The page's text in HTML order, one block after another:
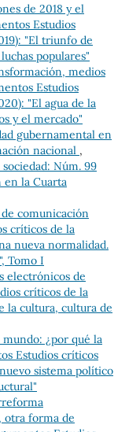
de 2018 y el
Estudios
"El triunfo de
populares"
medios
Estudios
"El agua de la
y el mercado"
gubernamental en
nacional ,
Núm. 99
en la Cuarta
comunicación
críticos de la
nueva normalidad.
Tomo I
electrónicos de
críticos de la
la cultura, cultura de
¿por qué la
Estudios críticos
sistema político
otra forma de